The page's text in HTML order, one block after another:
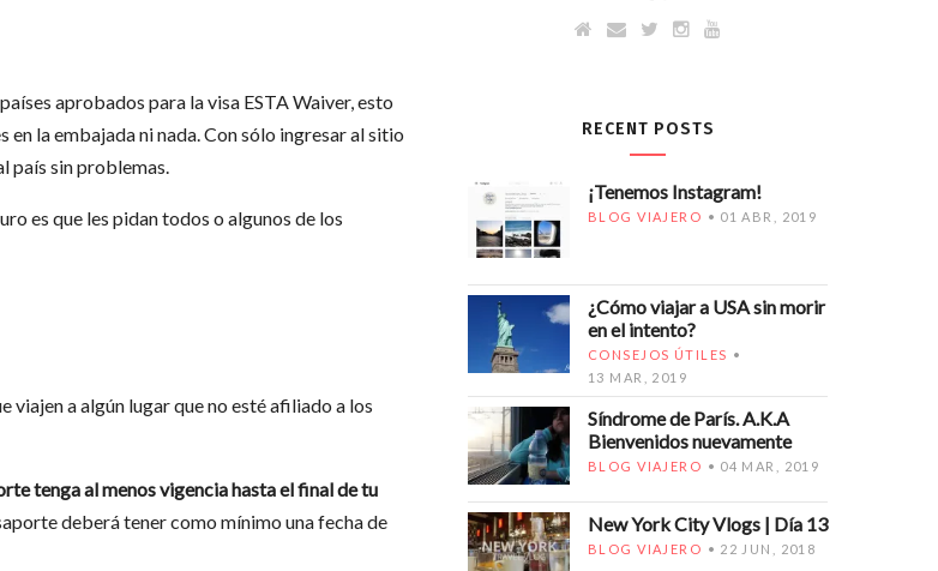
aprobados para la visa ESTA Waiver, esto
la embajada ni nada. Con sólo ingresar al sitio
país sin problemas.
es que les pidan todos o algunos de los
viajen a algún lugar que no esté afiliado a los
tenga al menos vigencia hasta el final de tu
deberá tener como mínimo una fecha de
RECENT POSTS
¡Tenemos Instagram!
BLOG VIAJERO 01 ABR, 2019
¿Cómo viajar a USA sin morir
en el intento?
CONSEJOS ÚTILES
13 MAR, 2019
Síndrome de París. A.K.A
Bienvenidos nuevamente
BLOG VIAJERO 04 MAR, 2019
New York City Vlogs | Día 13
BLOG VIAJERO 22 JUN, 2018